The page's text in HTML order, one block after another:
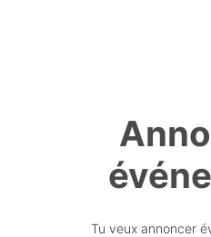
Tu veux annoncer